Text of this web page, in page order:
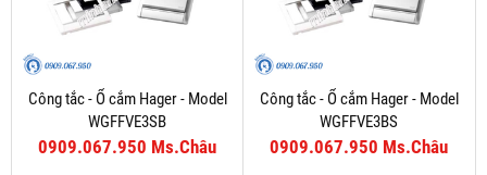
Công tắc - Ổ cắm Hager - Model
WGFFVE3SB
0909.067.950 Ms.Châu
Công tắc - Ổ cắm Hager - Model
WGFFVE3BS
0909.067.950 Ms.Châu